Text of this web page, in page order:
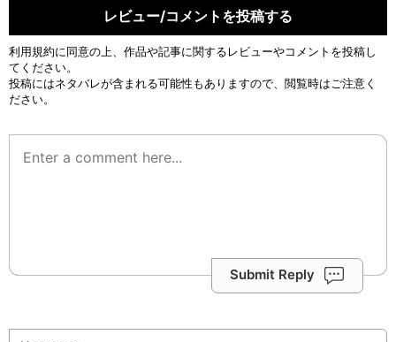
レビュー/コメントを投稿する
利用規約に同意の上、作品や記事に関するレビューやコメントを投稿し
てください。
投稿にはネタバレが含まれる可能性もありますので、閲覧時はご注意く
ださい。
Submit Reply